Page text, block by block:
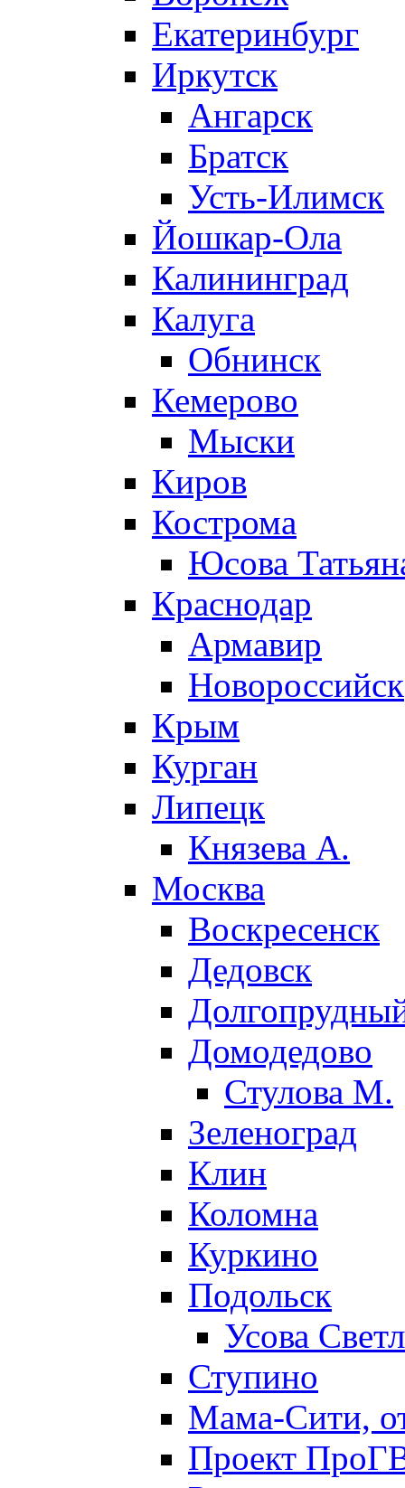
Екатеринбург
Иркутск
Ангарск
Братск
Усть-Илимск
Йошкар-Ола
Калининград
Калуга
Обнинск
Кемерово
Мыски
Киров
Кострома
Юсова
Краснодар
Армавир
Новороссийск
Крым
Курган
Липецк
Князева А.
Москва
Воскресенск
Дедовск
Домодедово
Стулова М.
Зеленоград
Клин
Коломна
Куркино
Подольск
Усова
Ступино
Мама-Сити,
Проект